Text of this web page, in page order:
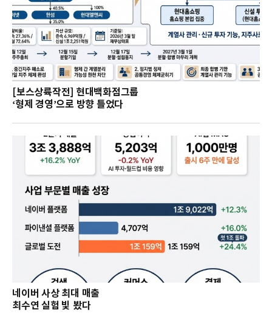
[보스상륙작전] 현대백화점그룹
‘형제 경영’으로 방향 틀었다
네이버 사상 최대 매출
최수연 실험 빛 봤다